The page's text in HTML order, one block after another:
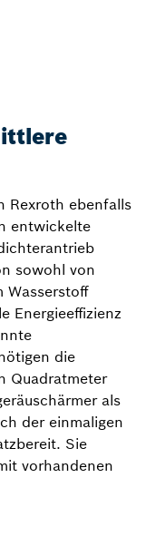
Rexroth ebenfalls
entwickelte
sowohl von
Wasserstoff
Energieeffizienz
die
Quadratmeter
als
der einmaligen
Sie
vorhandenen